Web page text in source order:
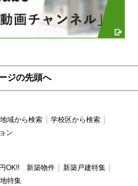
ジの先頭へ
地域から検索
学校区から検索
ン
OK!! 新築物件
新築戸建特集
特集